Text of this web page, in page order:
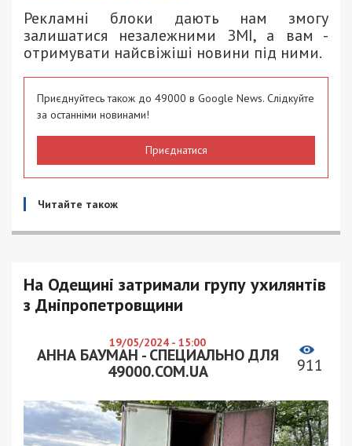
Рекламні блоки дають нам змогу
залишатися незалежними ЗМІ, а вам -
отримувати найсвіжіші новини під ними.
Приєднуйтесь також до 49000 в Google News. Слідкуйте
за останніми новинами!
Приєднатися
Читайте також
На Одещині затримали групу ухилянтів
з Дніпропетровщини
19/05/2024 - 15:00
АННА БАУМАН - СПЕЦИАЛЬНО ДЛЯ
49000.COM.UA
911